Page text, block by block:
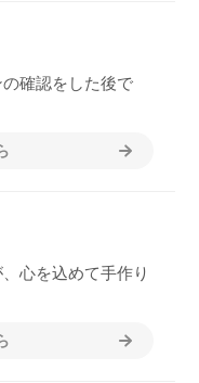
確認をした後で
心を込めて手作り